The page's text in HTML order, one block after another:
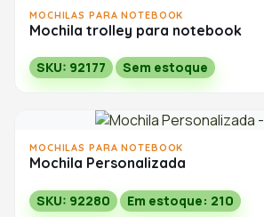
MOCHILAS PARA NOTEBOOK
Mochila trolley para notebook
SKU: 92177 Sem estoque
MOCHILAS PARA NOTEBOOK
Mochila Personalizada
SKU: 92280 Em estoque: 210